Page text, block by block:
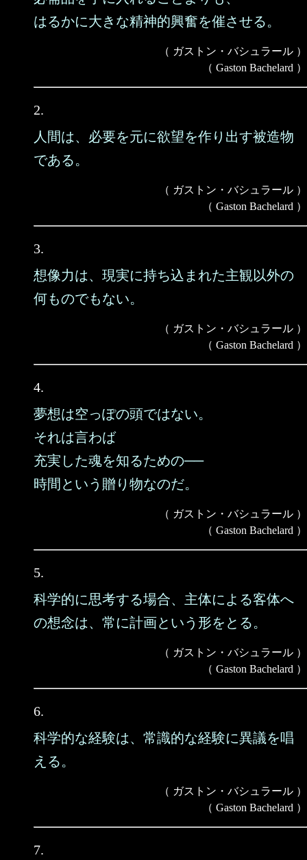
はるかに大きな精神的興奮を催させる。
（ ガストン・バシュラール ）
（ Gaston Bachelard ）
2.
人間は、必要を元に欲望を作り出す被造物
である。
（ ガストン・バシュラール ）
（ Gaston Bachelard ）
3.
想像力は、現実に持ち込まれた主観以外の
何ものでもない。
（ ガストン・バシュラール ）
（ Gaston Bachelard ）
4.
夢想は空っぽの頭ではない。
それは言わば
充実した魂を知るための──
時間という贈り物なのだ。
（ ガストン・バシュラール ）
（ Gaston Bachelard ）
5.
科学的に思考する場合、主体による客体へ
の想念は、常に計画という形をとる。
（ ガストン・バシュラール ）
（ Gaston Bachelard ）
6.
科学的な経験は、常識的な経験に異議を唱
える。
（ ガストン・バシュラール ）
（ Gaston Bachelard ）
7.